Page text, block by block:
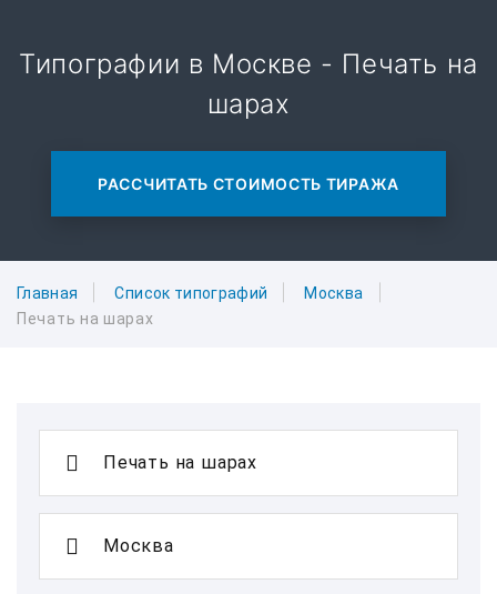
Типографии в Москве - Печать на
шарах
РАССЧИТАТЬ СТОИМОСТЬ ТИРАЖА
Главная Список типографий
Москва
Печать на шарах